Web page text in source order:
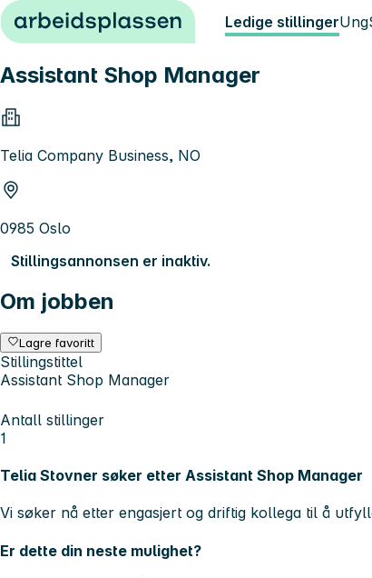
Hopp til innhold Ledige stillingerUng
Assistant Shop Manager
Telia Company Business, NO
0985 Oslo
Stillingsannonsen er inaktiv.
Om jobben
Lagre favoritt
Stillingstittel
Assistant Shop Manager
Antall stillinger
1
Telia Stovner søker etter Assistant Shop Manager
Vi søker nå etter engasjert og driftig kollega til å
Er dette din neste mulighet?